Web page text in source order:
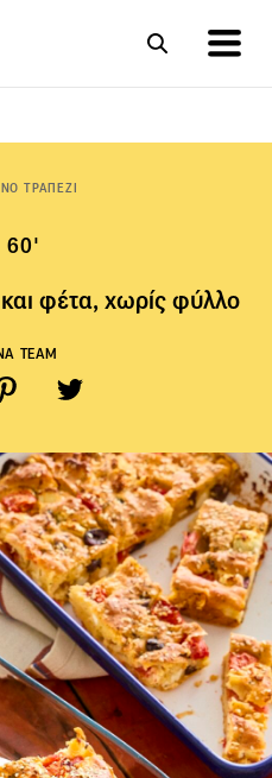
ΤΡΑΠΕΖΙ
60'
φέτα, χωρίς φύλλο
TEAM